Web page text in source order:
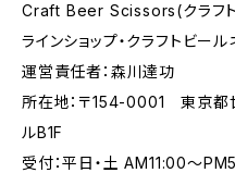
Craft Beer Scissors(クラフト
ラインショップ・クラフトビー
運営責任者：森川達功
所在地：〒154-0001 東京
ルB1F
受付：平日・土 AM11:00～